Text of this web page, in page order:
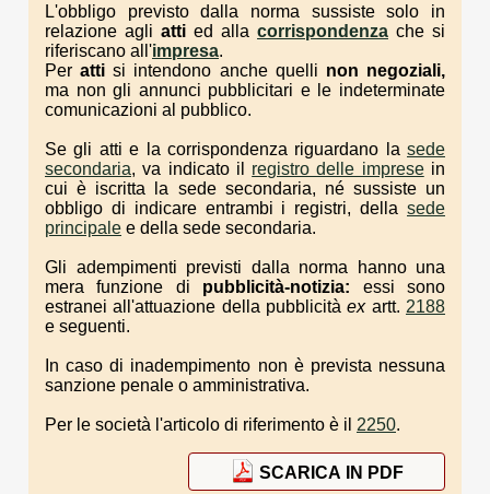
L'obbligo previsto dalla norma sussiste solo in
relazione agli atti ed alla corrispondenza che si
riferiscano all'impresa.
Peratti si intendono anche quelli non negoziali,
ma non gli annunci pubblicitari e le indeterminate
comunicazioni al pubblico.
Se gli atti e la corrispondenza riguardano la sede
secondaria, va indicato il registro delle impresein
cui è iscritta la sede secondaria, né sussiste un
obbligo di indicare entrambi i registri, della sede
principale e della sede secondaria.
Gli adempimenti previsti dalla norma hanno una
mera funzione di pubblicità-notizia: essi sono
estranei all'attuazione della pubblicitàexartt. 2188
e seguenti.
In caso di inadempimento non è prevista nessuna
sanzione penale o amministrativa.
Per le società l'articolo di riferimento è il 2250.
SCARICA IN PDF